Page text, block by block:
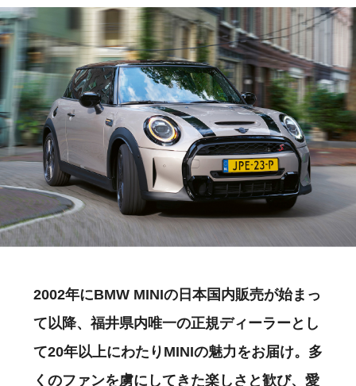
2002年にBMW MINIの日本国内販売が始まっ
て以降、福井県内唯一の正規ディーラーとし
て20年以上にわたりMINIの魅力をお届け。多
くのファンを虜にしてきた楽しさと歓び、愛